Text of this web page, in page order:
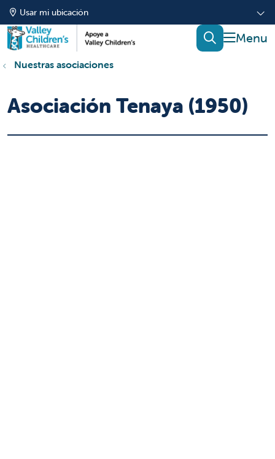
Usar mi ubicación
mostrar
buscar
Nuestras asociaciones
Asociación Tenaya (1950)